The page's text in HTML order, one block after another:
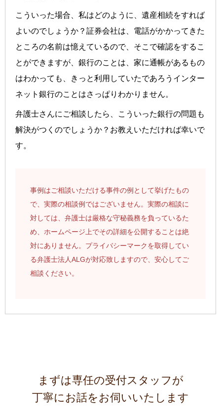
こういった場合、私はどのように、遺産相続をすれば
よいのでしょうか？証券会社は、電話がかかってきた
ところの名前は憶えているので、そこで確認をするこ
とができますが、銀行のことは、家に通帳があるもの
はわかっても、きっと利用していたであろうインター
ネット銀行のことはさっぱりわかりません。
弁護士さんにご相談したら、こういった銀行の問題も
解決がつくのでしょうか？お教えいただければ幸いで
す。
事例はご相談いただける事件の例として挙げたもの
で、実際の相談例ではございません。実際の相談に
対しては、弁護士は厳格な守秘義務を負っているた
め、ホームページ上でその詳細を公開することは絶
対にありません。プライバシーマークを取得してい
る弁護士法人ALGが対応致しますので、安心してご
相談ください。
まずは専任の受付スタッフが
丁寧にお話をお伺いいたします